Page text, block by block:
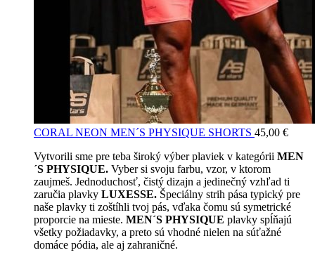
CORAL NEON MEN´S PHYSIQUE SHORTS 45,00 €
Vytvorili sme pre teba široký výber plaviek v kategórii MEN
´S PHYSIQUE. Vyber si svoju farbu, vzor, v ktorom
zaujmeš. Jednoduchosť, čistý dizajn a jedinečný vzhľad ti
zaručia plavky LUXESSE. Špeciálny strih pása typický pre
naše plavky ti zoštíhli tvoj pás, vďaka čomu sú symetrické
proporcie na mieste. MEN´S PHYSIQUE plavky spĺňajú
všetky požiadavky, a preto sú vhodné nielen na súťažné
domáce pódia, ale aj zahraničné.